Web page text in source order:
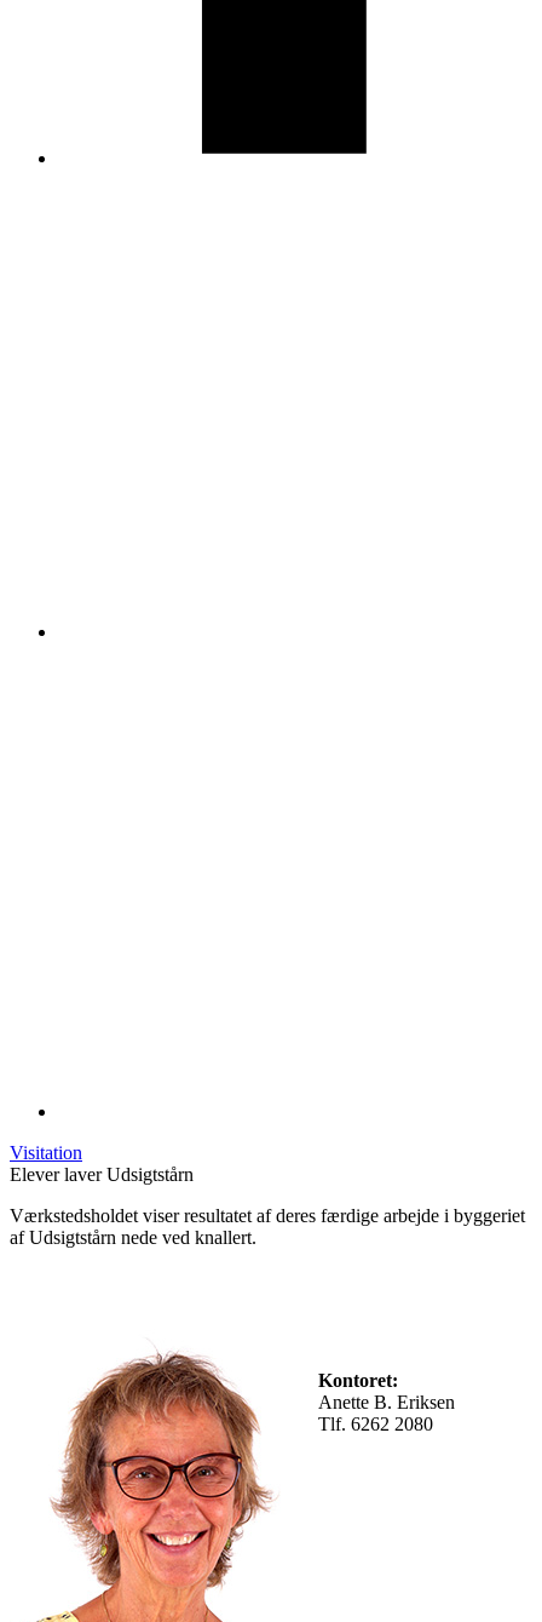
Visitation
Elever laver Udsigtstårn
Værkstedsholdet viser resultatet af deres færdige arbejde i byggeriet
af Udsigtstårn nede ved knallert.
Kontoret:
Anette B. Eriksen
Tlf. 6262 2080